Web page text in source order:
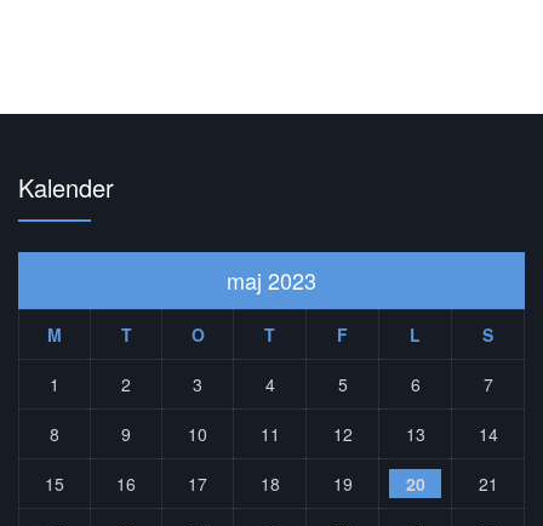
Kalender
maj 2023
M T O T F L S
1 2 3 4 5 6 7
8 9 10 11 12 13 14
15 16 17 18 19 20 21